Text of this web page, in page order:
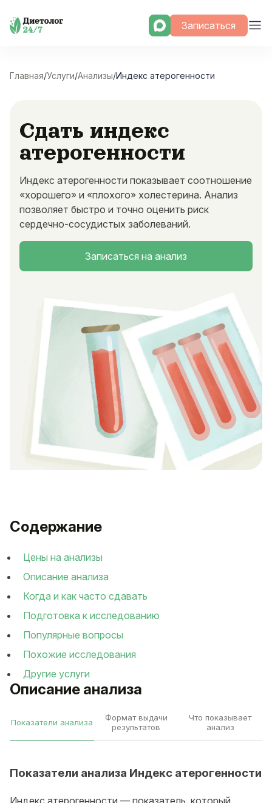
Skip
Записаться
Главная/Услуги/Анализы/Индекс атерогенности
Сдать индекс
атерогенности
Индекс атерогенности показывает соотношение
«хорошего» и «плохого» холестерина. Анализ
позволяет быстро и точно оценить риск
сердечно-сосудистых заболеваний.
Записаться на анализ
Описание анализа
Показатели анализа
Формат выдачи
результатов
Что показывает
анализ
Показатели анализа Индекс атерогенности
Индекс атерогенности — показатель, который
Содержание
Цены на анализы
Описание анализа
Когда и как часто сдавать
Подготовка к исследованию
Популярные вопросы
Похожие исследования
Другие услуги